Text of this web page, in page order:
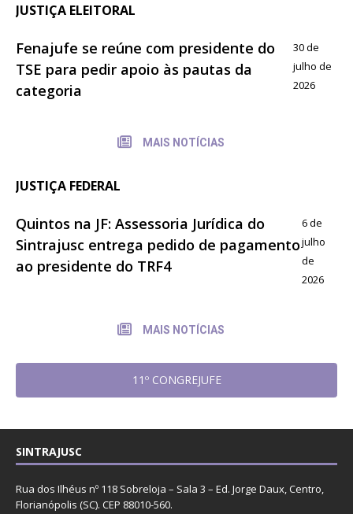
JUSTIÇA ELEITORAL
Fenajufe se reúne com presidente do
TSE para pedir apoio às pautas da
categoria
30 de
julho de
2026
MAIS NOTÍCIAS
JUSTIÇA FEDERAL
Quintos na JF: Assessoria Jurídica do
Sintrajusc entrega pedido de pagamento
ao presidente do TRF4
6 de
julho
de
2026
MAIS NOTÍCIAS
11º CONGREJUFE
SINTRAJUSC
Rua dos Ilhéus nº 118 Sobreloja – Sala 3 – Ed. Jorge Daux, Centro,
Florianópolis (SC). CEP 88010-560.